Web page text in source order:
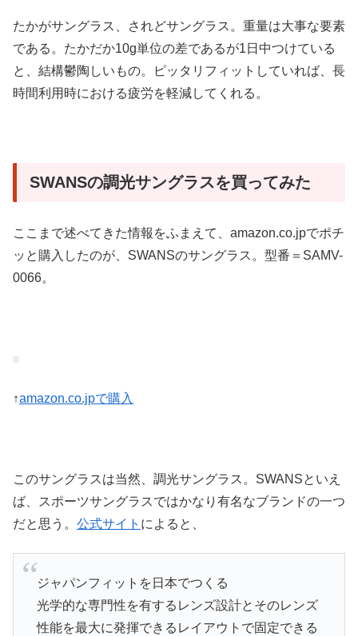
たかがサングラス、されどサングラス。重量は大事な要素
である。たかだか10g単位の差であるが1日中つけている
と、結構鬱陶しいもの。ピッタリフィットしていれば、長
時間利用時における疲労を軽減してくれる。
SWANSの調光サングラスを買ってみた
ここまで述べてきた情報をふまえて、amazon.co.jpでポチ
ッと購入したのが、SWANSのサングラス。型番＝SAMV-
0066。
↑amazon.co.jpで購入
このサングラスは当然、調光サングラス。SWANSといえ
ば、スポーツサングラスではかなり有名なブランドの一つ
だと思う。 公式サイト によると、
ジャパンフィットを日本でつくる
光学的な専門性を有するレンズ設計とそのレンズ
性能を最大に発揮できるレイアウトで固定できる